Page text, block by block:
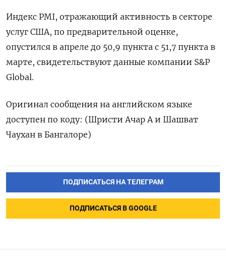
Индекс PMI, отражающий активность в секторе
услуг США, по предварительной оценке,
опустился в апреле до 50,9 пункта с 51,7 пункта в
марте, свидетельствуют данные компании S&P
Global.
Оригинал сообщения на английском языке
доступен по коду: (Шристи Ачар А и Шашват
Чаухан в Бангалоре)
ПОДПИСАТЬСЯ НА ТЕЛЕГРАМ
ПОДПИСАТЬСЯ В GOOGLE